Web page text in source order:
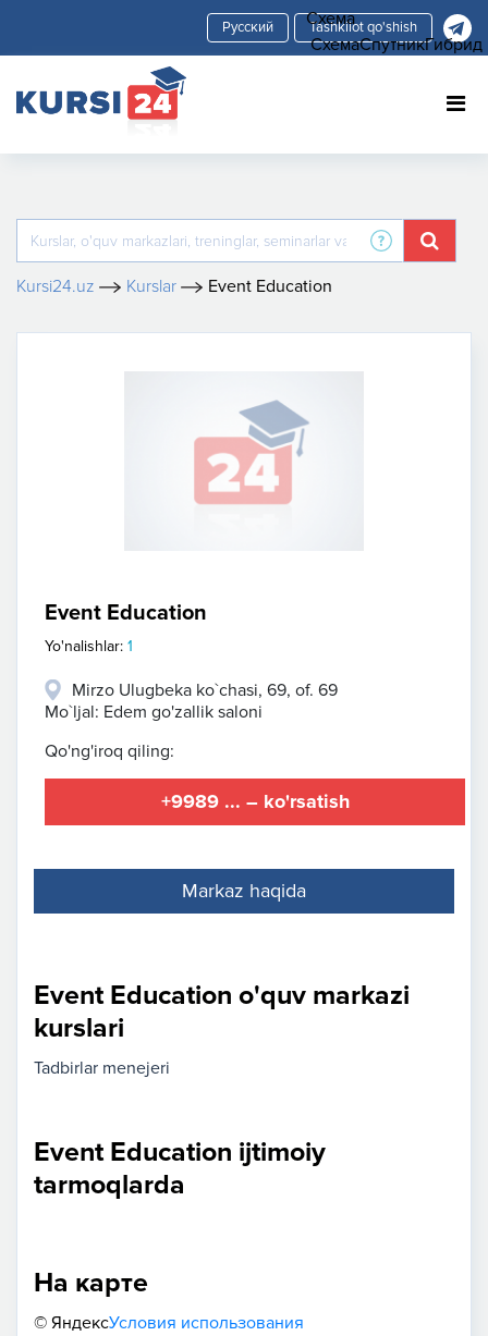
Tashkilot qo'shish
Kursi24.uz Kurslar Event Education
Event Education
Yo'nalishlar: 1
Mirzo Ulugbeka ko`chasi, 69, of. 69
Mo`ljal: Edem go'zallik saloni
Qo'ng'iroq qiling:
+9989 ... – ko'rsatish
Markaz haqida
Event Education o'quv markazi
kurslari
Tadbirlar menejeri
Event Education ijtimoiy
tarmoqlarda
На карте
© ЯндексУсловия использования
Схема
СхемаСпутникГибрид